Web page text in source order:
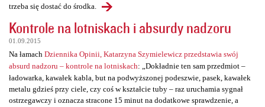
trzeba się dostać do środka.
Kontrole na lotniskach i absurdy nadzoru
01.09.2015
Na łamach Dziennika Opinii, Katarzyna Szymielewicz przedstawia swój
absurd nadzoru – kontrole na lotniskach: „Dokładnie ten sam przedmiot –
ładowarka, kawałek kabla, but na podwyższonej podeszwie, pasek, kawałek
metalu gdzieś przy ciele, czy coś w kształcie tuby – raz uruchamia sygnał
ostrzegawczy i oznacza stracone 15 minut na dodatkowe sprawdzenie, a